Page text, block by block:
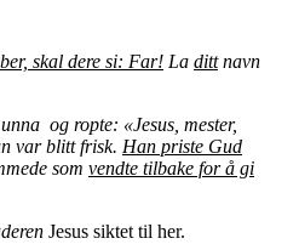
skal dere si: Far! La dittnavn
og ropte: «Jesus, mester,
var blitt frisk. Han priste Gud
som vendte tilbake for å gi
Jesus siktet til her.